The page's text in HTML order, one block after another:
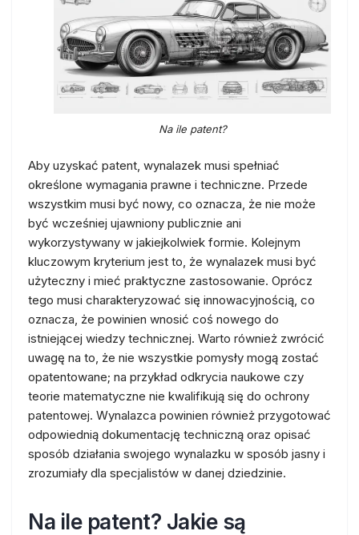
Na ile patent?
Aby uzyskać patent, wynalazek musi spełniać
określone wymagania prawne i techniczne. Przede
wszystkim musi być nowy, co oznacza, że nie może
być wcześniej ujawniony publicznie ani
wykorzystywany w jakiejkolwiek formie. Kolejnym
kluczowym kryterium jest to, że wynalazek musi być
użyteczny i mieć praktyczne zastosowanie. Oprócz
tego musi charakteryzować się innowacyjnością, co
oznacza, że powinien wnosić coś nowego do
istniejącej wiedzy technicznej. Warto również zwrócić
uwagę na to, że nie wszystkie pomysły mogą zostać
opatentowane; na przykład odkrycia naukowe czy
teorie matematyczne nie kwalifikują się do ochrony
patentowej. Wynalazca powinien również przygotować
odpowiednią dokumentację techniczną oraz opisać
sposób działania swojego wynalazku w sposób jasny i
zrozumiały dla specjalistów w danej dziedzinie.
Na ile patent? Jakie są